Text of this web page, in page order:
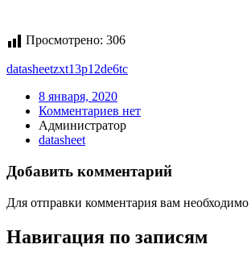
Просмотрено: 306
datasheetzxt13p12de6tc
8 января, 2020
Комментариев нет
Администратор
datasheet
Добавить комментарий
Для отправки комментария вам необходимо
Навигация по записям